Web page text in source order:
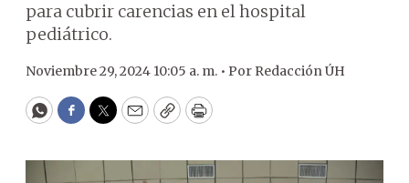
para cubrir carencias en el hospital
pediátrico.
Noviembre 29, 2024 10:05 a. m. • Por Redacción ÚH
WhatsApp
Facebook
Twitter
EmailCopyPrint